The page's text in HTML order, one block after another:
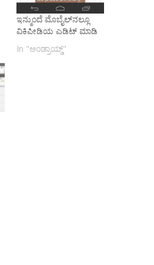
ಇನ್ಮುಂದೆ ಮೊಬೈಲ್‌ನಲ್ಲೂ
ವಿಕಿಪೀಡಿಯ ಎಡಿಟ್ ಮಾಡಿ
In "ಆಂಡ್ರಾಯ್ಡ್"